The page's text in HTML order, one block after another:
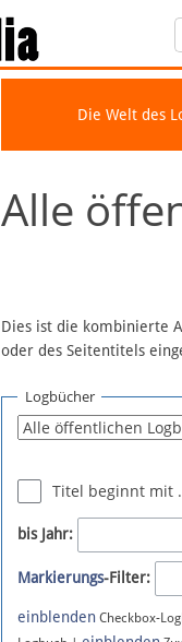
Die Welt des
Alle
Dies ist die kombinierte
oder des Seitentitels
Logbücher
Titel beginnt mit
bis Jahr:
Markierungs-Filter:
einblenden Checkbox-